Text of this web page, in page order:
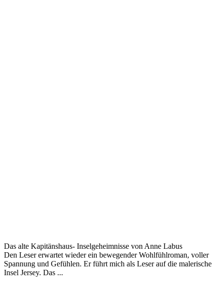
Das alte Kapitänshaus- Inselgeheimnisse von Anne Labus
Den Leser erwartet wieder ein bewegender Wohlfühlroman, voller
Spannung und Gefühlen. Er führt mich als Leser auf die malerische
Insel Jersey. Das ...